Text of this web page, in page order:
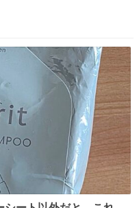
article/detail… 4日
で発生した駅構内放送
された可能性も含めて確